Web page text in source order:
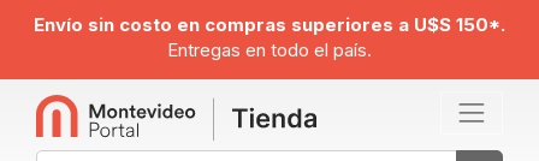
Envío sin costo en compras superiores a U$S 150*.
Entregas en todo el país.